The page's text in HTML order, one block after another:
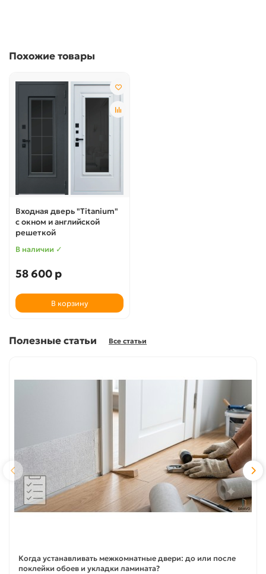
Похожие товары
Входная дверь "Titanium"
с окном и английской
решеткой
В наличии ✓
58 600 р
В корзину
Полезные статьи Все статьи
Когда устанавливать межкомнатные двери: до или после
поклейки обоев и укладки ламината?